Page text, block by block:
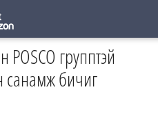
групптэй
санамж бичиг